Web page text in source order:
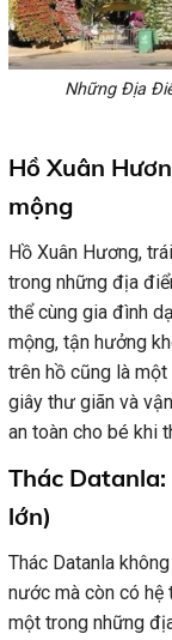
Những Địa
Hồ Xuân
mộng
Hồ Xuân Hương,
trong những địa
thể cùng gia đình
mộng, tận hưởng
trên hồ cũng là
giây thư giãn và
an toàn cho bé khi
Thác
lớn)
Thác Datanla
nước mà còn có hệ
một trong những